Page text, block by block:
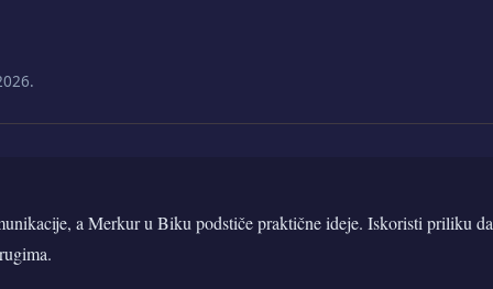
a Merkur u Biku podstiče praktične ideje. Iskoristi priliku da